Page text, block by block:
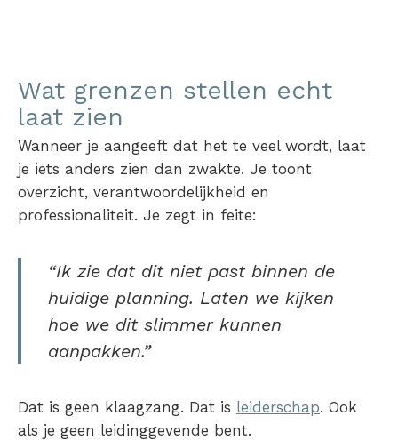
Wat grenzen stellen echt
laat zien
Wanneer je aangeeft dat het te veel wordt, laat
je iets anders zien dan zwakte. Je toont
overzicht, verantwoordelijkheid en
professionaliteit. Je zegt in feite:
“Ik zie dat dit niet past binnen de
huidige planning. Laten we kijken
hoe we dit slimmer kunnen
aanpakken.”
Dat is geen klaagzang. Dat is leiderschap. Ook
als je geen leidinggevende bent.